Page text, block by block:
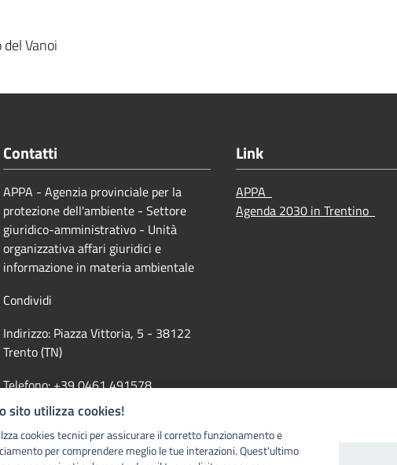
Vanoi
Contatti
APPA - Agenzia provinciale per la
protezione dell'ambiente - Settore
giuridico-amministrativo - Unità
organizzativa affari giuridici e
informazione in materia ambientale
Condividi
Indirizzo: Piazza Vittoria, 5 - 38122
Trento (TN)
Telefono: +39 0461 491578
Email:
educazioneambientale@provincia.tn.it
Link
APPA
Agenda 2030 in Trentino
sito utilizza cookies!
cookies tecnici per assicurare il corretto funzionamento e
per comprendere meglio le tue interazioni. Quest'ultimo